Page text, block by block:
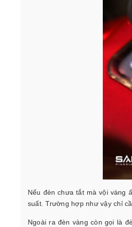
Nếu đèn chưa tắt mà vội vàng
suất. Trường hợp như vậy chỉ
Ngoài ra đèn vàng còn gọi là